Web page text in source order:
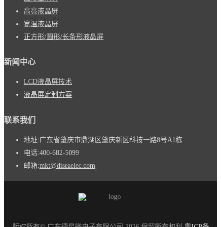
高亮液晶屏
宽温液晶屏
正方形/圆形/长条形液晶屏
新闻中心
LCD液晶屏技术
液晶屏定制方案
联系我们
地址:广东省肇庆市鼎湖区肇庆新区科技一路8号A1栋
电话:400-682-5099
邮箱:mkt@diseaelec.com